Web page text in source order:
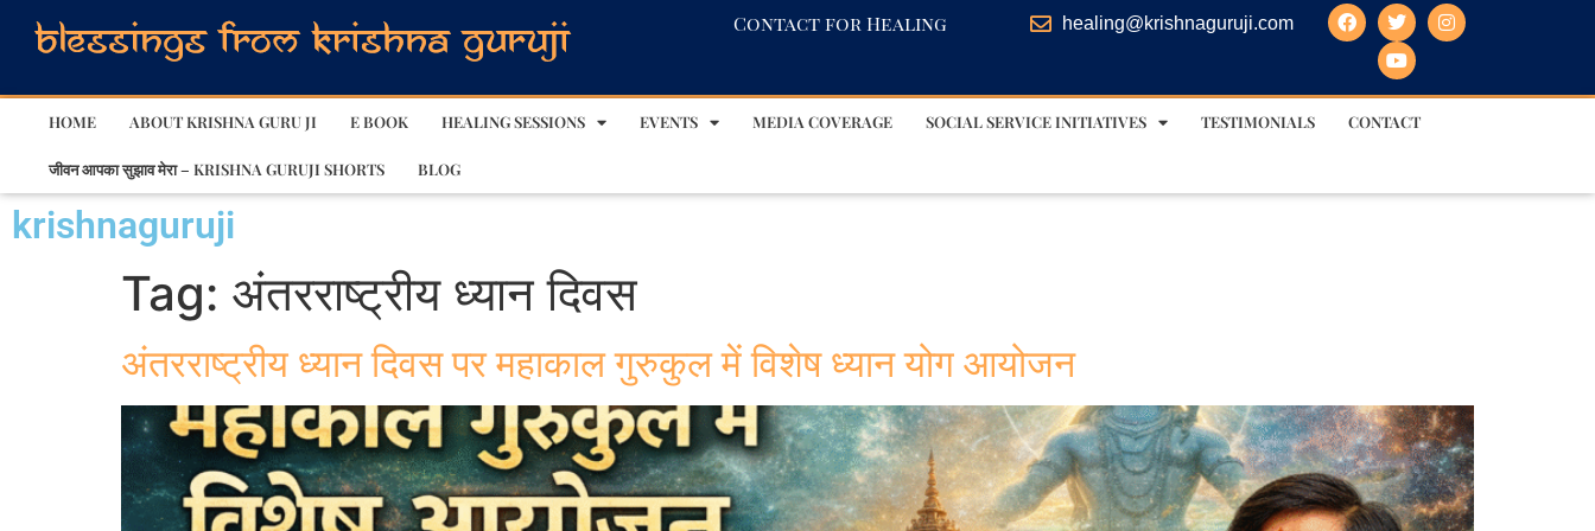
Contact for Healing healing@krishnaguruji.com
HOME ABOUT KRISHNA GURU JI E BOOK HEALING SESSIONS EVENTS MEDIA COVERAGE SOCIAL SERVICE INITIATIVES TESTIMONIALS CONTACT
जीवन आपका सुझाव मेरा – KRISHNA GURUJI SHORTS BLOG
krishnaguruji
Tag: अंतरराष्ट्रीय ध्यान दिवस
अंतरराष्ट्रीय ध्यान दिवस पर महाकाल गुरुकुल में विशेष ध्यान योग आयोजन